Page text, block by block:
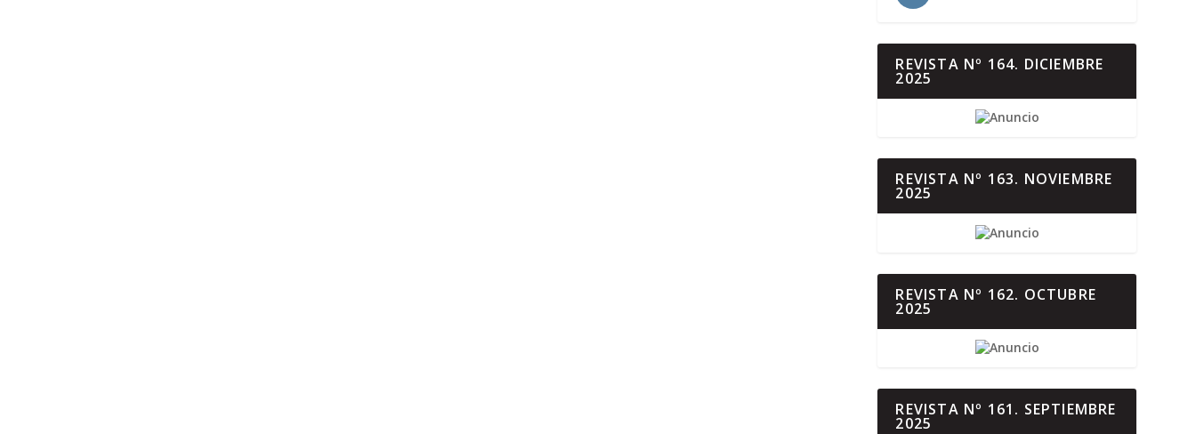
REVISTA Nº 164. DICIEMBRE
2025
REVISTA Nº 163. NOVIEMBRE
2025
REVISTA Nº 162. OCTUBRE
2025
REVISTA Nº 161. SEPTIEMBRE
2025